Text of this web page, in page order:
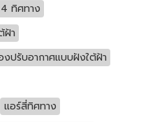
ทิศทาง
ฝ้า
งปรับอากาศแบบฝังใต้ฝ้า
แอร์สี่ทิศทาง